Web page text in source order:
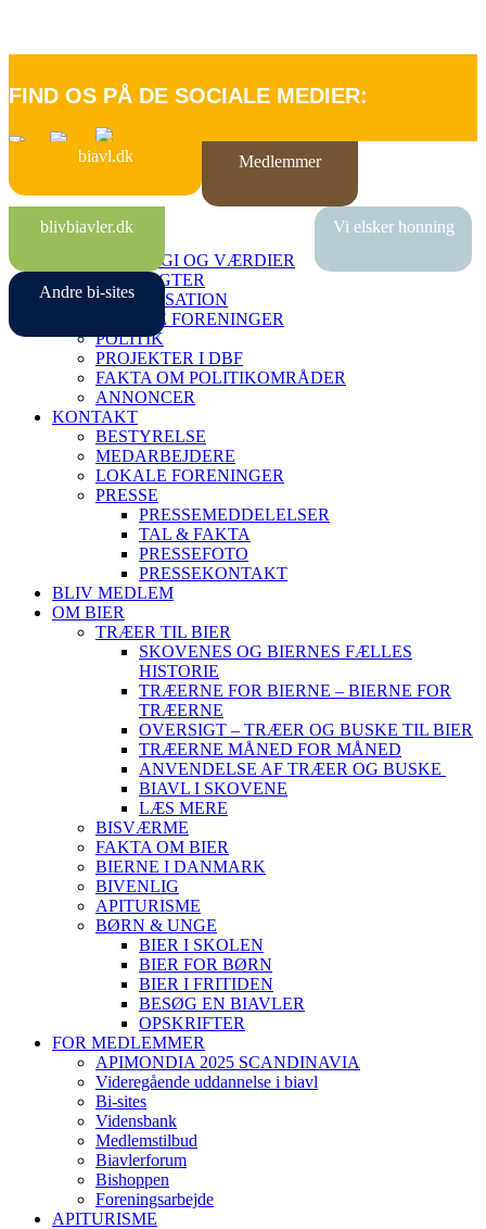
FIND OS PÅ DE SOCIALE MEDIER:
biavl.dk Medlemmer
blivbiavler.dk Vi elsker honning
Andre bi-sites
FORSIDE
STRATEGI OG VÆRDIER
VEDTÆGTER
ORGANISATION
LOKALE FORENINGER
POLITIK
PROJEKTER I DBF
FAKTA OM POLITIKOMRÅDER
ANNONCER
KONTAKT
BESTYRELSE
MEDARBEJDERE
LOKALE FORENINGER
PRESSE
PRESSEMEDDELELSER
TAL & FAKTA
PRESSEFOTO
PRESSEKONTAKT
BLIV MEDLEM
OM BIER
TRÆER TIL BIER
SKOVENES OG BIERNES FÆLLES
HISTORIE
TRÆERNE FOR BIERNE – BIERNE FOR
TRÆERNE
OVERSIGT – TRÆER OG BUSKE TIL BIER
TRÆERNE MÅNED FOR MÅNED
ANVENDELSE AF TRÆER OG BUSKE
BIAVL I SKOVENE
LÆS MERE
BISVÆRME
FAKTA OM BIER
BIERNE I DANMARK
BIVENLIG
APITURISME
BØRN & UNGE
BIER I SKOLEN
BIER FOR BØRN
BIER I FRITIDEN
BESØG EN BIAVLER
OPSKRIFTER
FOR MEDLEMMER
APIMONDIA 2025 SCANDINAVIA
Videregående uddannelse i biavl
Bi-sites
Vidensbank
Medlemstilbud
Biavlerforum
Bishoppen
Foreningsarbejde
APITURISME